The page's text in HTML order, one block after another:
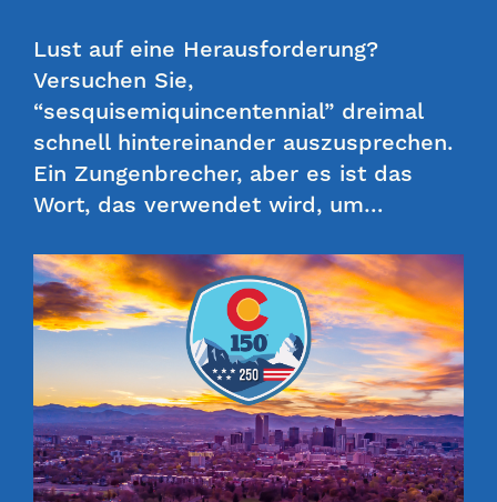
Lust auf eine Herausforderung?
Versuchen Sie,
“sesquisemiquincentennial” dreimal
schnell hintereinander auszusprechen.
Ein Zungenbrecher, aber es ist das
Wort, das verwendet wird, um…